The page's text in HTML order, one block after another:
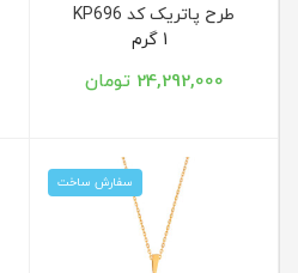
طرح پاتریک کد KP696
24,292,000 تومان
سفارش ساخت